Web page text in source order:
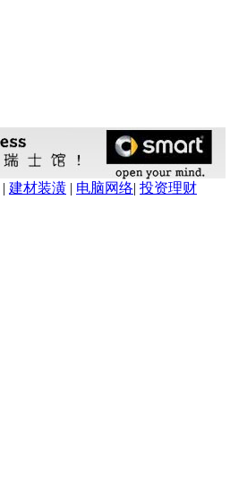
| 建材装潢 | 电脑网络| 投资理财